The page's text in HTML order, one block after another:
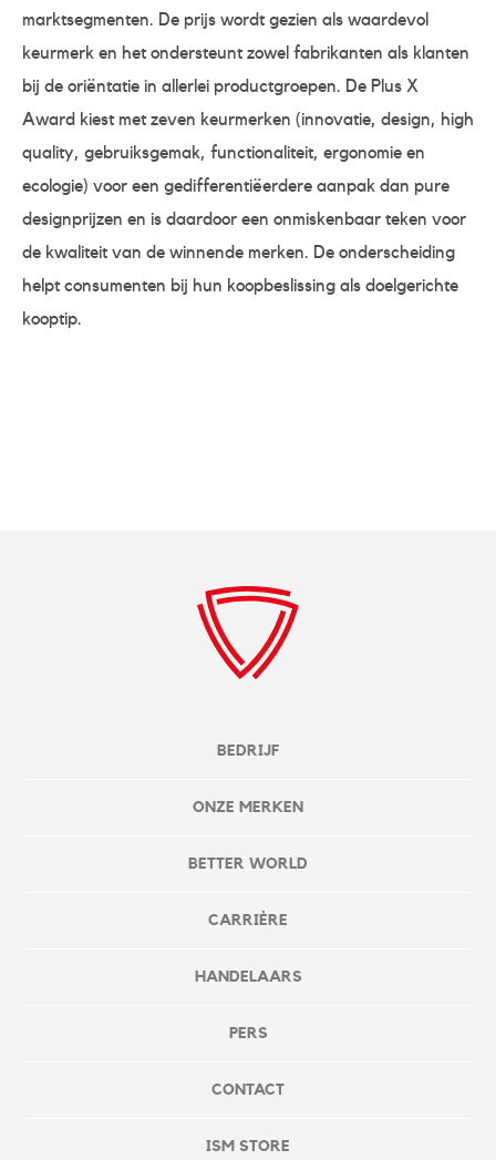
marktsegmenten. De prijs wordt gezien als waardevol
keurmerk en het ondersteunt zowel fabrikanten als klanten
bij de oriëntatie in allerlei productgroepen. De Plus X
Award kiest met zeven keurmerken (innovatie, design, high
quality, gebruiksgemak, functionaliteit, ergonomie en
ecologie) voor een gedifferentiëerdere aanpak dan pure
designprijzen en is daardoor een onmiskenbaar teken voor
de kwaliteit van de winnende merken. De onderscheiding
helpt consumenten bij hun koopbeslissing als doelgerichte
kooptip.
BEDRIJF
ONZE MERKEN
BETTER WORLD
CARRIÈRE
HANDELAARS
PERS
CONTACT
ISM STORE